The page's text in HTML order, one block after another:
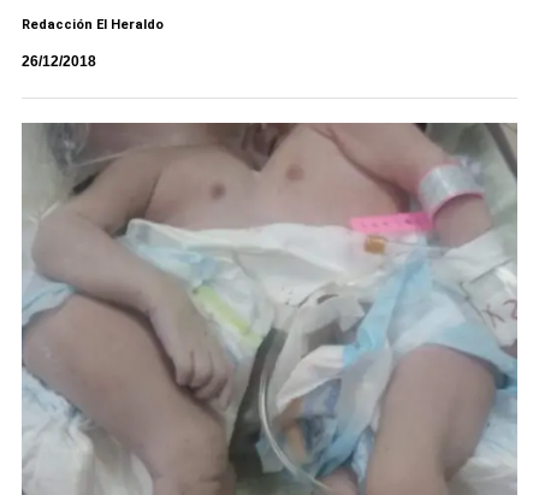
Redacción El Heraldo
26/12/2018